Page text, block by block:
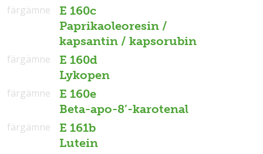
E 160c
Paprikaoleoresin /
kapsantin / kapsorubin
färgämne
E 160d
Lykopen
färgämne
E 160e
Beta-apo-8’-karotenal
färgämne
E 161b
Lutein
färgämne